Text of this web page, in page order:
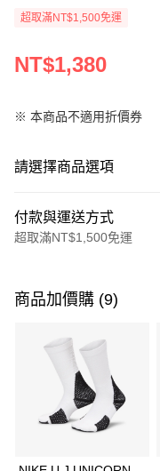
超取滿NT$1,500免運
NT$1,380
※ 本商品不適用折價券
請選擇商品選項
付款與運送方式
超取滿NT$1,500免運
信用卡一次付款
3 期 0 利率 每期
合作金庫商業銀行
華南商業銀行
上海商業儲蓄銀行
Apple Pay
商品加價購 (9)